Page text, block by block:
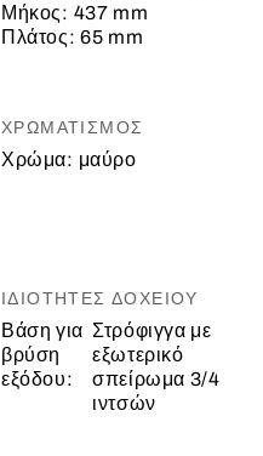
Μήκος: 437 mm
Πλάτος: 65 mm
ΧΡΩΜΑΤΙΣΜΌΣ
Χρώμα: μαύρο
ΙΔΙΌΤΗΤΕΣ ΔΟΧΕΊΟΥ
Βάση για
βρύση
εξόδου:
Στρόφιγγα με
εξωτερικό
σπείρωμα 3/4
ιντσών